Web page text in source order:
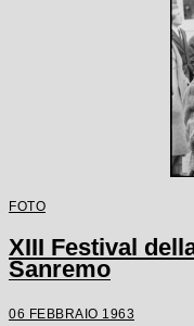
FOTO
XIII Festival
Sanremo
06 FEBBRAIO 1963